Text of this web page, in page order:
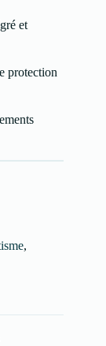
et
protection
,